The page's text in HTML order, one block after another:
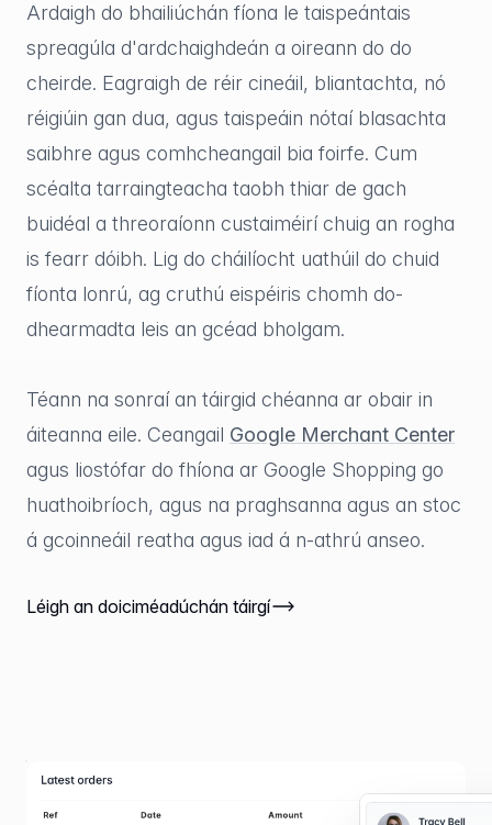
Ardaigh do bhailiúchán fíona le taispeántais
spreagúla d'ardchaighdeán a oireann do do
cheirde. Eagraigh de réir cineáil, bliantachta, nó
réigiúin gan dua, agus taispeáin nótaí blasachta
saibhre agus comhcheangail bia foirfe. Cum
scéalta tarraingteacha taobh thiar de gach
buidéal a threoraíonn custaiméirí chuig an rogha
is fearr dóibh. Lig do cháilíocht uathúil do chuid
fíonta lonrú, ag cruthú eispéiris chomh do-
dhearmadta leis an gcéad bholgam.
Téann na sonraí an táirgid chéanna ar obair in
áiteanna eile. Ceangail Google Merchant Center
agus liostófar do fhíona ar Google Shopping go
huathoibríoch, agus na praghsanna agus an stoc
á gcoinneáil reatha agus iad á n-athrú anseo.
Léigh an doiciméadúchán táirgí